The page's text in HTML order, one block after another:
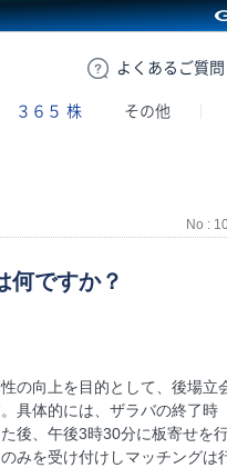
よくある ご質問
３６５ 株 その他
No :
何ですか？
の向上を目的として、後場立
具体的には、ザラバの終了
後、午後3時30分に板寄せを行
みを受け付けしマッチングは